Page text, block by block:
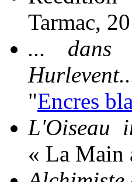
Tarmac,
... dans
"Encres
L'Oiseau
« La Main